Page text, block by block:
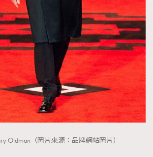
Oldman（圖片來源：品牌網站圖片）